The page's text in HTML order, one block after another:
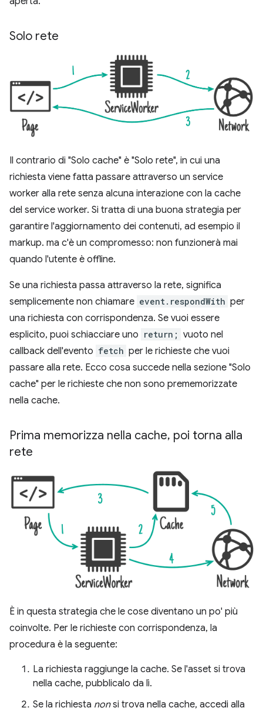
Solo rete
Il contrario di "Solo cache" è "Solo rete", in cui una
richiesta viene fatta passare attraverso un service
worker alla rete senza alcuna interazione con la cache
del service worker. Si tratta di una buona strategia per
garantire l'aggiornamento dei contenuti, ad esempio il
markup. ma c'è un compromesso: non funzionerà mai
quando l'utente è offline.
Se una richiesta passa attraverso la rete, significa
semplicemente non chiamare event.respondWith per
una richiesta con corrispondenza. Se vuoi essere
esplicito, puoi schiacciare uno return; vuoto nel
callback dell'evento fetch per le richieste che vuoi
passare alla rete. Ecco cosa succede nella sezione "Solo
cache" per le richieste che non sono prememorizzate
nella cache.
Prima memorizza nella cache, poi torna alla
rete
È in questa strategia che le cose diventano un po' più
coinvolte. Per le richieste con corrispondenza, la
procedura è la seguente:
La richiesta raggiunge la cache. Se l'asset si trova
nella cache, pubblicalo da lì.
Se la richiesta nonsi trova nella cache, accedi alla